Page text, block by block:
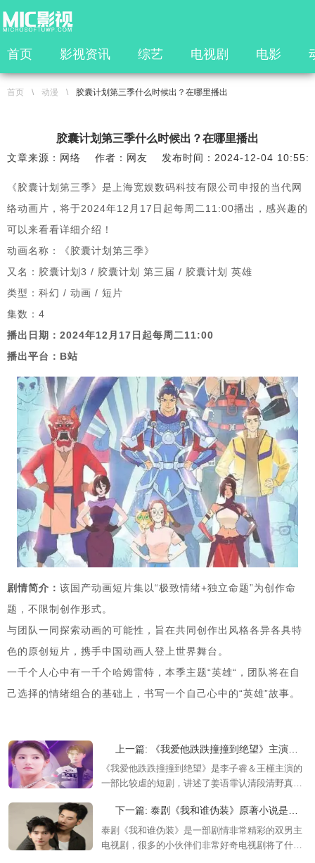
首页 影视资讯 综艺 电视剧 电影
首页 \ 动漫 \ 胶囊计划第三季什么时候出？在哪里播出
胶囊计划第三季什么时候出？在哪里播出
文章来源：网络 作者：网友 发布时间：2024-12-04
《胶囊计划第三季》是上海宽娱数码科技有限公司申报的当代网
络动画片，将于2024年12月17日起每周二11:00播出，感兴趣的
可以来看看详细介绍！
动画名称：《胶囊计划第三季》
又名：胶囊计划3 / 胶囊计划 第三届 / 胶囊计划 英雄
类型：科幻 / 动画 / 短片
集数：4
播出日期：2024年12月17日起每周二11:00
播出平台：B站
剧情简介： 该国产动画短片集以“极致情绪+独立命题”为创作命
题，不限制创作形式。
与团队一同探索动画的可能性，旨在共同创作出风格各异各具特
色的原创短片，携手中国动画人登上世界舞台。
一千个人心中有一千个哈姆雷特，本季主题“英雄“，团队将在自
己选择的情绪组合的基础上，书写一个自己心中的“英雄”故事。
上一篇: 《我爱他跌跌撞撞到绝望》主演是谁，讲了什么故事
《我爱他跌跌撞撞到绝望》是李子睿＆王槿主演的
一部比较虐的短剧，讲述了姜语霏认清段清野真面
详细介绍！
下一篇: 泰剧《我和谁伪装》原著小说是什么，原著小说剧情介绍
泰剧《我和谁伪装》是一部剧情非常精彩的双男主
电视剧，很多的小伙伴们非常好奇电视剧将了什